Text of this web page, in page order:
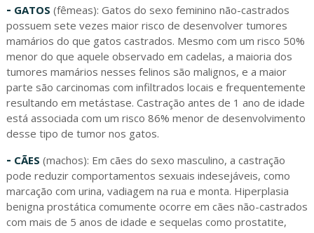
- GATOS (fêmeas): Gatos do sexo feminino não-castrados
possuem sete vezes maior risco de desenvolver tumores
mamários do que gatos castrados. Mesmo com um risco 50%
menor do que aquele observado em cadelas, a maioria dos
tumores mamários nesses felinos são malignos, e a maior
parte são carcinomas com infiltrados locais e frequentemente
resultando em metástase. Castração antes de 1 ano de idade
está associada com um risco 86% menor de desenvolvimento
desse tipo de tumor nos gatos.
- CÃES (machos): Em cães do sexo masculino, a castração
pode reduzir comportamentos sexuais indesejáveis, como
marcação com urina, vadiagem na rua e monta. Hiperplasia
benigna prostática comumente ocorre em cães não-castrados
com mais de 5 anos de idade e sequelas como prostatite,